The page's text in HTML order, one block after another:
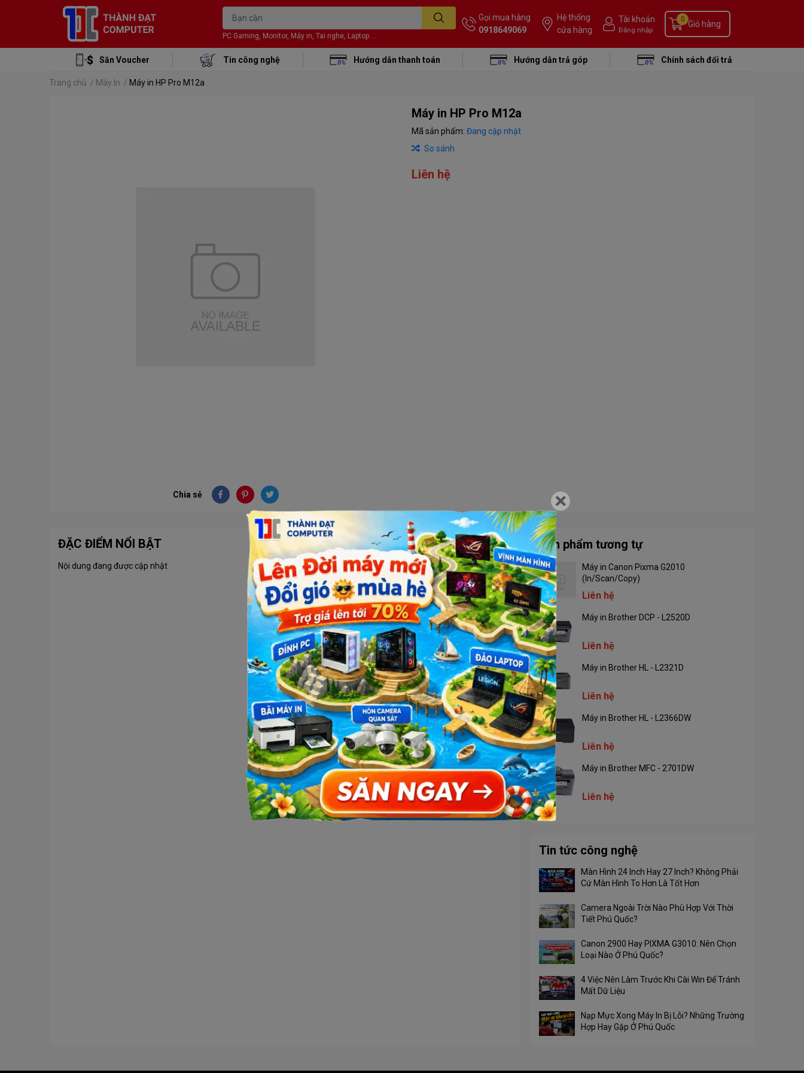
PC Gaming, Monitor, Máy in, Tai nghe, Laptop ...
Gọi mua hàng
0918649069
Hệ thống
cửa hàng
Tài khoản
Đăng nhập
Giỏ hàng
0
Săn Voucher Tin công nghệ Hướng dẫn thanh toán Hướng dẫn trả góp Chính sách đổi trả
Trang chủ / Máy In / Máy in HP Pro M12a
Chia sẻ
Máy in HP Pro M12a
Mã sản phẩm: Đang cập nhật
So sánh
Liên hệ
ĐẶC ĐIỂM NỔI BẬT
Nội dung đang được cập nhật
Sản phẩm tương tự
Máy in Canon Pixma G2010
(In/Scan/Copy)
Liên hệ
Máy in Brother DCP - L2520D
Liên hệ
Máy in Brother HL - L2321D
Liên hệ
Máy in Brother HL - L2366DW
Liên hệ
Máy in Brother MFC - 2701DW
Liên hệ
Tin tức công nghệ
Màn Hình 24 Inch Hay 27 Inch? Không Phải
Cứ Màn Hình To Hơn Là Tốt Hơn
Camera Ngoài Trời Nào Phù Hợp Với Thời
Tiết Phú Quốc?
Canon 2900 Hay PIXMA G3010: Nên Chọn
Loại Nào Ở Phú Quốc?
4 Việc Nên Làm Trước Khi Cài Win Để Tránh
Mất Dữ Liệu
Nạp Mực Xong Máy In Bị Lỗi? Những Trường
Hợp Hay Gặp Ở Phú Quốc